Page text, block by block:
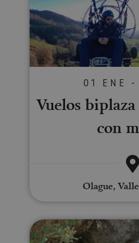
01 ENE -
Vuelos
con
Olague,